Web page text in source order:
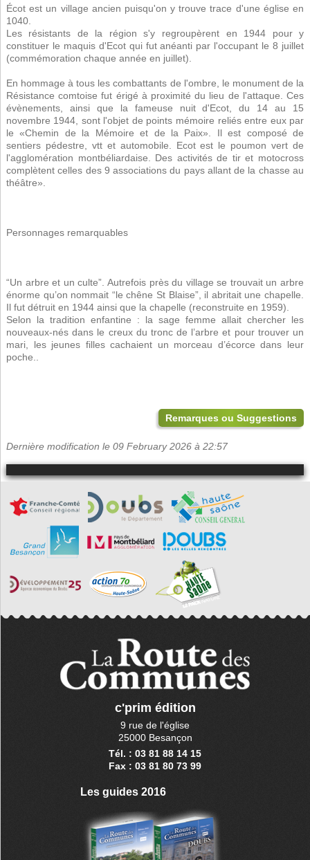
Écot est un village ancien puisqu'on y trouve trace d'une église en
1040.
Les résistants de la région s'y regroupèrent en 1944 pour y
constituer le maquis d'Ecot qui fut anéanti par l'occupant le 8 juillet
(commémoration chaque année en juillet).
En hommage à tous les combattants de l'ombre, le monument de la
Résistance comtoise fut érigé à proximité du lieu de l'attaque. Ces
évènements, ainsi que la fameuse nuit d'Ecot, du 14 au 15
novembre 1944, sont l'objet de points mémoire reliés entre eux par
le «Chemin de la Mémoire et de la Paix». Il est composé de
sentiers pédestre, vtt et automobile. Ecot est le poumon vert de
l'agglomération montbéliardaise. Des activités de tir et motocross
complètent celles des 9 associations du pays allant de la chasse au
théâtre».
Personnages remarquables
“Un arbre et un culte”. Autrefois près du village se trouvait un arbre
énorme qu’on nommait “le chêne St Blaise”, il abritait une chapelle.
Il fut détruit en 1944 ainsi que la chapelle (reconstruite en 1959).
Selon la tradition enfantine : la sage femme allait chercher les
nouveaux-nés dans le creux du tronc de l’arbre et pour trouver un
mari, les jeunes filles cachaient un morceau d’écorce dans leur
poche..
Remarques ou Suggestions
Dernière modification le 09 February 2026 à 22:57
c'prim édition
9 rue de l'église
25000 Besançon
Tél. : 03 81 88 14 15
Fax : 03 81 80 73 99
Les guides 2016